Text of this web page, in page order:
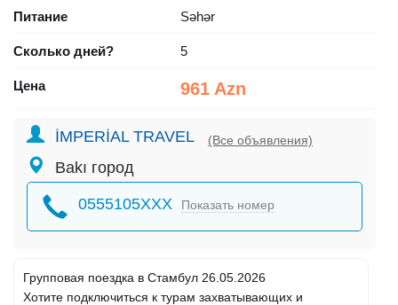
Питание Səhər
Сколько дней? 5
Цена 961 Azn
İMPERİAL TRAVEL (Все объявления)
Bakı город
0555105XXX Показать номер
Групповая поездка в Стамбул 26.05.2026
Хотите подключиться к турам захватывающих и